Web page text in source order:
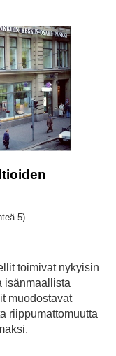
5)
toimivat nykyisin
isänmaallista
muodostavat
riippumattomuutta